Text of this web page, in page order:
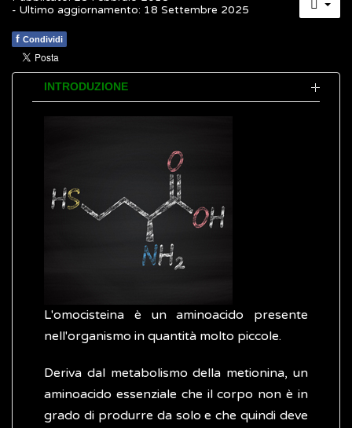
- Ultimo aggiornamento: 18 Settembre 2025
f Condividi
INTRODUZIONE
L'omocisteina è un aminoacido presente
nell'organismo in quantità molto piccole.
Deriva dal metabolismo della metionina, un
aminoacido essenziale che il corpo non è in
grado di produrre da solo e che quindi deve